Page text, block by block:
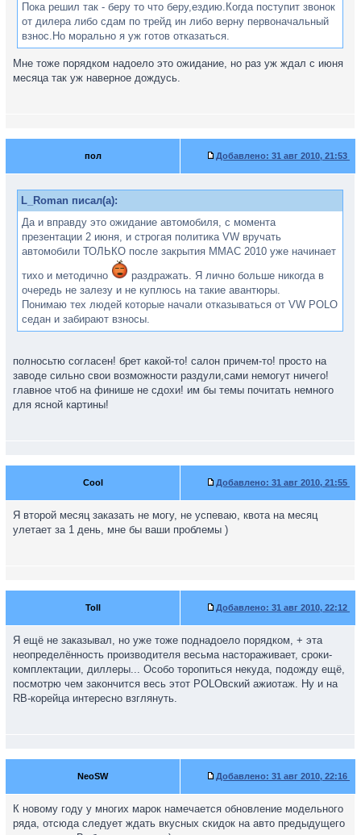
Пока решил так - беру то что беру,ездию.Когда поступит звонок
от дилера либо сдам по трейд ин либо верну первоначальный
взнос.Но морально я уж готов отказаться.
Мне тоже порядком надоело это ожидание, но раз уж ждал с июня
месяца так уж наверное дождусь.
пол Добавлено: 31 авг 2010, 21:53
L_Roman писал(а):
Да и вправду это ожидание автомобиля, с момента
презентации 2 июня, и строгая политика VW вручать
автомобили ТОЛЬКО после закрытия ММАС 2010 уже начинает
тихо и методично
раздражать. Я лично больше никогда в
очередь не залезу и не куплюсь на такие авантюры.
Понимаю тех людей которые начали отказываться от VW POLO
седан и забирают взносы.
полносьтю согласен! брет какой-то! салон причем-то! просто на
заводе сильно свои возможности раздули,сами немогут ничего!
главное чтоб на финише не сдохи! им бы темы почитать немного
для ясной картины!
Cool Добавлено: 31 авг 2010, 21:55
Я второй месяц заказать не могу, не успеваю, квота на месяц
улетает за 1 день, мне бы ваши проблемы )
Toll Добавлено: 31 авг 2010, 22:12
Я ещё не заказывал, но уже тоже поднадоело порядком, + эта
неопределённость производителя весьма настораживает, сроки-
комплектации, диллеры... Особо торопиться некуда, подожду ещё,
посмотрю чем закончится весь этот РОLOвский ажиотаж. Ну и на
RB-корейца интересно взглянуть.
NeoSW Добавлено: 31 авг 2010, 22:16
К новому году у многих марок намечается обновление модельного
ряда, отсюда следует ждать вкусных скидок на авто предыдущего